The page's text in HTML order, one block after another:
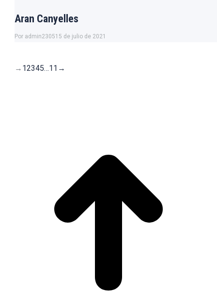
Aran Canyelles
Por admin230515 de julio de 2021
→ 12345…11 →